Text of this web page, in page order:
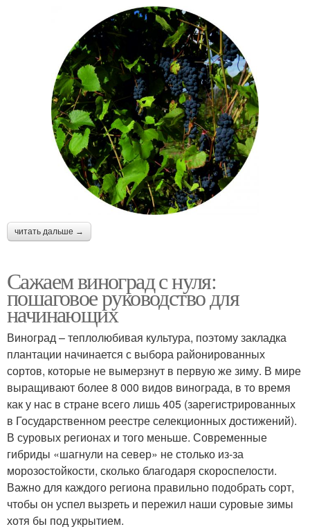
читать дальше →
Сажаем виноград с нуля:
пошаговое руководство для
начинающих
Виноград – теплолюбивая культура, поэтому закладка
плантации начинается с выбора районированных
сортов, которые не вымерзнут в первую же зиму. В мире
выращивают более 8 000 видов винограда, в то время
как у нас в стране всего лишь 405 (зарегистрированных
в Государственном реестре селекционных достижений).
В суровых регионах и того меньше. Современные
гибриды «шагнули на север» не столько из-за
морозостойкости, сколько благодаря скороспелости.
Важно для каждого региона правильно подобрать сорт,
чтобы он успел вызреть и пережил наши суровые зимы
хотя бы под укрытием.